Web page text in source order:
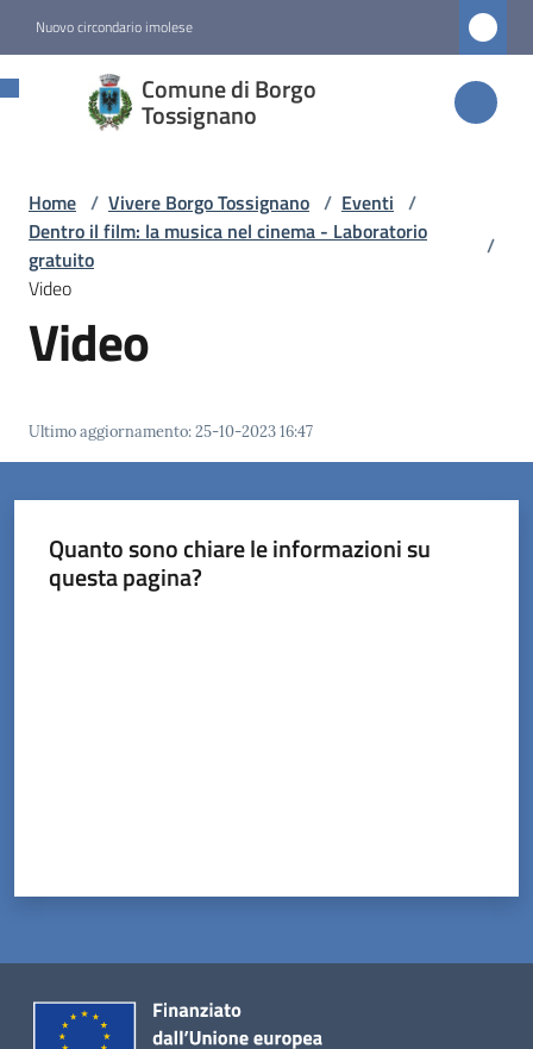
Nuovo circondario imolese
Comune di Borgo
Tossignano
Comune di
Borgo
Amministrazione
Novità
Tossignano
Menu selezionato
gli
Home / Vivere Borgo Tossignano / Eventi /
Dentro il film: la musica nel cinema - Laboratorio
gratuito
/
Video
Video
Ultimo aggiornamento:25-10-2023 16:47
Quanto sono chiare le informazioni su
questa pagina?